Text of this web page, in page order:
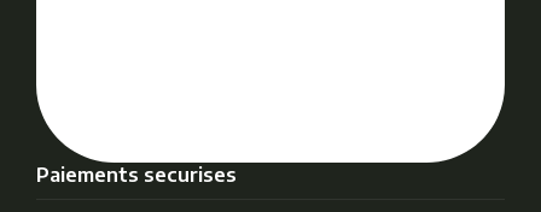
Paiements securises